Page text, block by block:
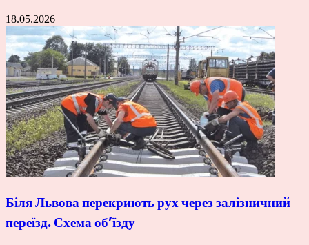
18.05.2026
Біля Львова перекриють рух через залізничний
переїзд. Схема об’їзду